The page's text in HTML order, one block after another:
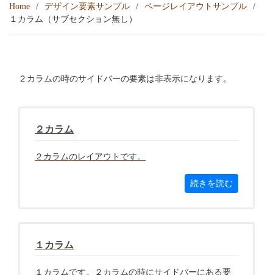
Home デザイン要素サンプル
ページレイアウトサンプル
１カラム（サブセクション無し）
２カラムの時のサイドバーの要素は非表示になります。
２カラム
２カラムのレイアウトです。
続きを読む
１カラム
１カラムです。２カラムの時にサイドバーにある要